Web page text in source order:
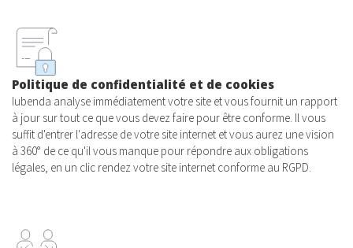
Politique de confidentialité et de cookies
Iubenda analyse immédiatement votre site et vous fournit un rapport
à jour sur tout ce que vous devez faire pour être conforme. Il vous
suffit d'entrer l'adresse de votre site internet et vous aurez une vision
à 360° de ce qu'il vous manque pour répondre aux obligations
légales, en un clic rendez votre site internet conforme au RGPD.